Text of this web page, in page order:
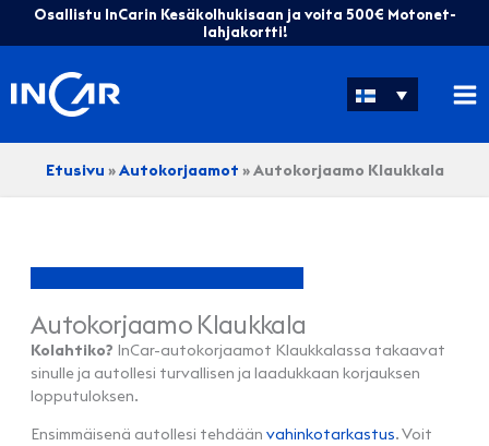
Osallistu InCarin Kesäkolhukisaan ja voita 500€ Motonet-
lahjakortti!
Etusivu »Autokorjaamot »Autokorjaamo Klaukkala
Autokorjaamo Klaukkala
Kolahtiko? InCar-autokorjaamot Klaukkalassa takaavat
sinulle ja autollesi turvallisen ja laadukkaan korjauksen
lopputuloksen.
Ensimmäisenä autollesi tehdään vahinkotarkastus. Voit